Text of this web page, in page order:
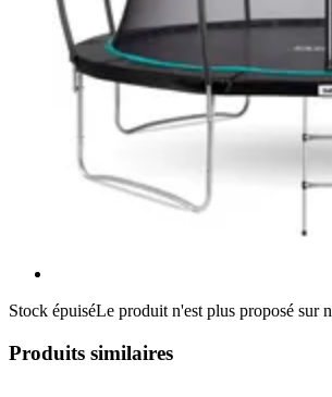
Stock épuiséLe produit n'est plus proposé sur
Produits similaires